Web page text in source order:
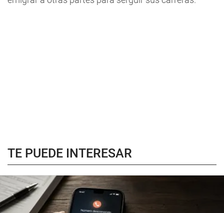
TE PUEDE INTERESAR